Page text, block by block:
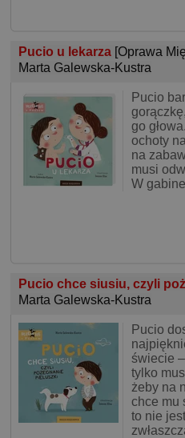
Pucio u lekarza [Oprawa
Marta Galewska-Kustra
Pucio
go
ochoty
na
musi
W
Pucio chce siusiu, czyli
Marta Galewska-Kustra
Pucio
świecie
tylko
żeby na
chce mu
to nie